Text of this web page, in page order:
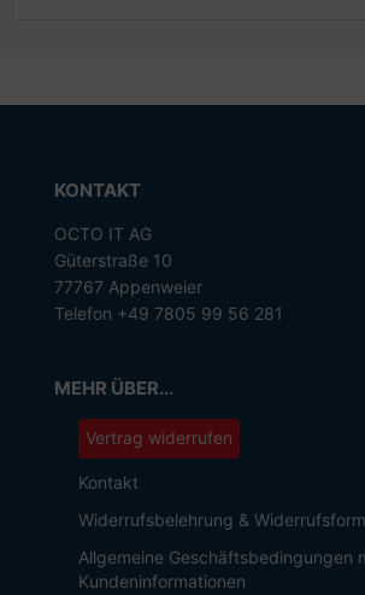
KONTAKT
OCTO IT AG
Güterstraße 10
77767 Appenweier
Telefon +49 7805 99 56 281
MEHR ÜBER...
Vertrag widerrufen
Kontakt
Widerrufsbelehrung &
Allgemeine Geschäftsbedingungen
Kundeninformationen